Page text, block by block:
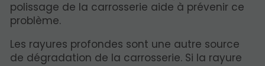
polissage de la carrosserie aide à prévenir ce
problème.
Les rayures profondes sont une autre source
de dégradation de la carrosserie. Si la rayure